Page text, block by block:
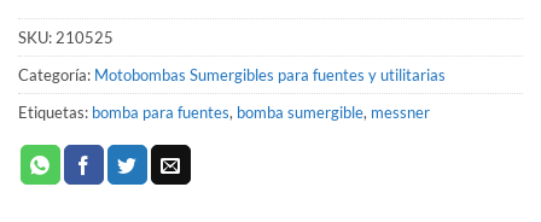
SKU: 210525
Categoría: Motobombas Sumergibles para fuentes y utilitarias
Etiquetas: bomba para fuentes, bomba sumergible, messner